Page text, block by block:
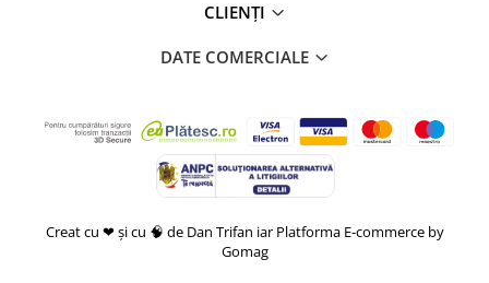
CLIENȚI
DATE COMERCIALE
Creat cu ❤ și cu 🧠 de Dan Trifan iar Platforma E-commerce by
Gomag